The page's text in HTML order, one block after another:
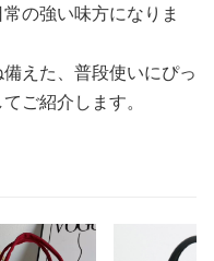
の強い味方になりま
えた、普段使いにぴっ
ご紹介します。